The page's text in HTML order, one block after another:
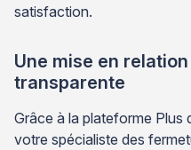
satisfaction.
Une mise en
transparente
Grâce à la plateforme
votre spécialiste des